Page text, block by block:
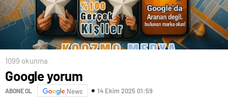
1099 okunma
Google yorum
ABONE OL News 14 Ekim 2025 01:59